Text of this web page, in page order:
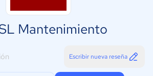
Mantenimiento
Escribir nueva reseña